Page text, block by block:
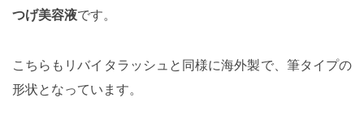
つげ美容液です。
こちらもリバイタラッシュと同様に海外製で、筆タイプの
形状となっています。